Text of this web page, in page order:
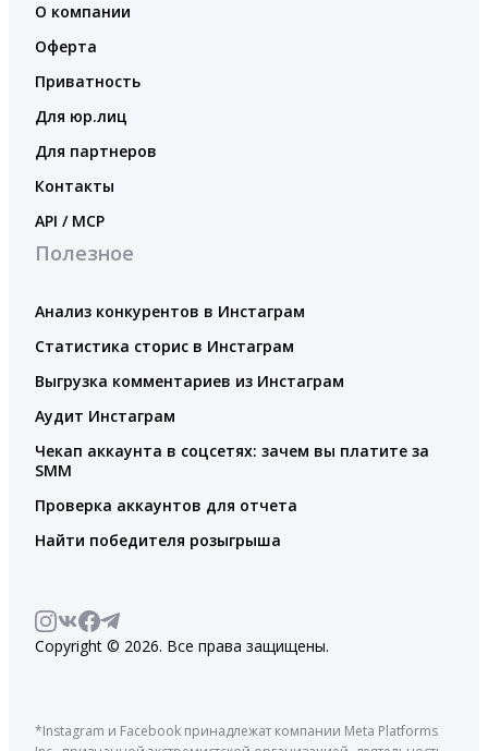
О компании
Оферта
Приватность
Для юр.лиц
Для партнеров
Контакты
API / MCP
Полезное
Анализ конкурентов в Инстаграм
Статистика сторис в Инстаграм
Выгрузка комментариев из Инстаграм
Аудит Инстаграм
Чекап аккаунта в соцсетях: зачем вы платите за
SMM
Проверка аккаунтов для отчета
Найти победителя розыгрыша
Copyright © 2026. Все права защищены.
*Instagram и Facebook принадлежат компании Meta Platforms